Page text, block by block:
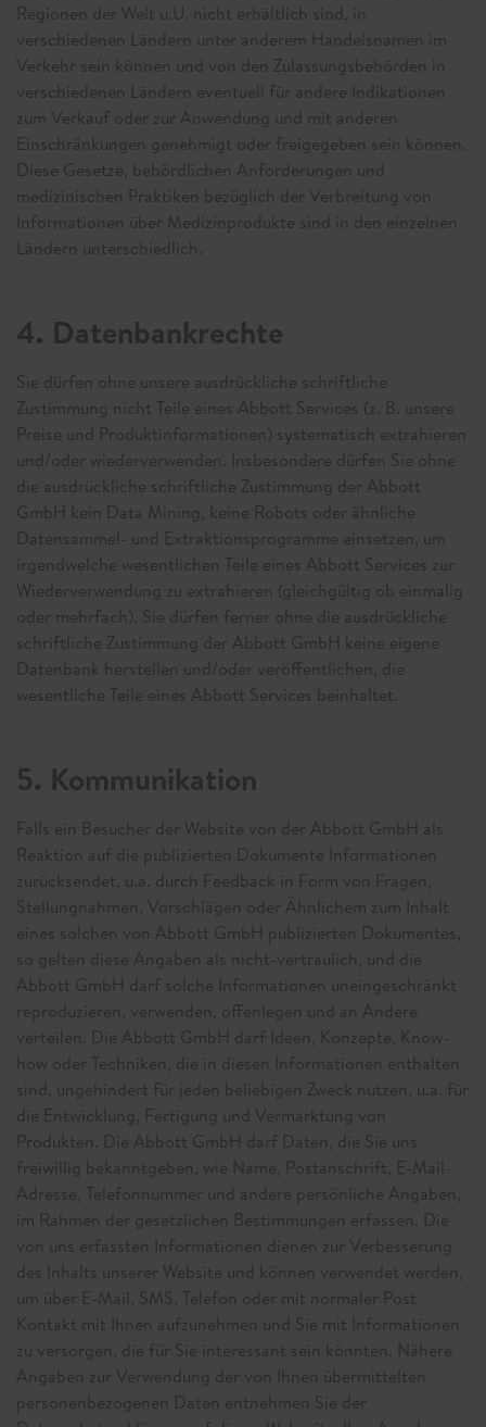
Regionen der Welt u.U. nicht erhältlich sind, in
verschiedenen Ländern unter anderem Handelsnamen im
Verkehr sein können und von den Zulassungsbehörden in
verschiedenen Ländern eventuell für andere Indikationen
zum Verkauf oder zur Anwendung und mit anderen
Einschränkungen genehmigt oder freigegeben sein können.
Diese Gesetze, behördlichen Anforderungen und
medizinischen Praktiken bezüglich der Verbreitung von
Informationen über Medizinprodukte sind in den einzelnen
Ländern unterschiedlich.
4. Datenbankrechte
Sie dürfen ohne unsere ausdrückliche schriftliche
Zustimmung nicht Teile eines Abbott Services (z. B. unsere
Preise und Produktinformationen) systematisch extrahieren
und/oder wiederverwenden. Insbesondere dürfen Sie ohne
die ausdrückliche schriftliche Zustimmung der Abbott
GmbH kein Data Mining, keine Robots oder ähnliche
Datensammel- und Extraktionsprogramme einsetzen, um
irgendwelche wesentlichen Teile eines Abbott Services zur
Wiederverwendung zu extrahieren (gleichgültig ob einmalig
oder mehrfach). Sie dürfen ferner ohne die ausdrückliche
schriftliche Zustimmung der Abbott GmbH keine eigene
Datenbank herstellen und/oder veröffentlichen, die
wesentliche Teile eines Abbott Services beinhaltet.
5. Kommunikation
Falls ein Besucher der Website von der Abbott GmbH als
Reaktion auf die publizierten Dokumente Informationen
zurücksendet, u.a. durch Feedback in Form von Fragen,
Stellungnahmen, Vorschlägen oder Ähnlichem zum Inhalt
eines solchen von Abbott GmbH publizierten Dokumentes,
so gelten diese Angaben als nicht-vertraulich, und die
Abbott GmbH darf solche Informationen uneingeschränkt
reproduzieren, verwenden, offenlegen und an Andere
verteilen. Die Abbott GmbH darf Ideen, Konzepte, Know-
how oder Techniken, die in diesen Informationen enthalten
sind, ungehindert für jeden beliebigen Zweck nutzen, u.a. für
die Entwicklung, Fertigung und Vermarktung von
Produkten. Die Abbott GmbH darf Daten, die Sie uns
freiwillig bekanntgeben, wie Name, Postanschrift, E-Mail-
Adresse, Telefonnummer und andere persönliche Angaben,
im Rahmen der gesetzlichen Bestimmungen erfassen. Die
von uns erfassten Informationen dienen zur Verbesserung
des Inhalts unserer Website und können verwendet werden,
um über E-Mail, SMS, Telefon oder mit normaler Post
Kontakt mit Ihnen aufzunehmen und Sie mit Informationen
zu versorgen, die für Sie interessant sein könnten. Nähere
Angaben zur Verwendung der von Ihnen übermittelten
personenbezogenen Daten entnehmen Sie der